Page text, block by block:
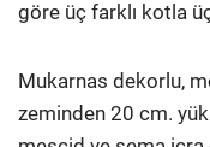
göre üç farklı kotla
Mukarnas dekorlu,
zeminden 20 cm.